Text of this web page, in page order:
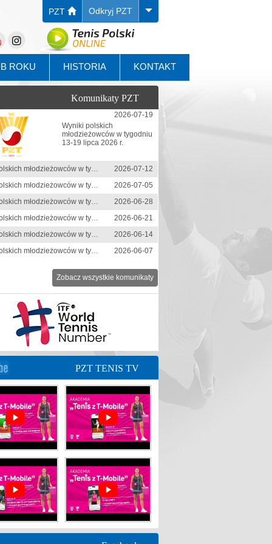
PZT Odkryj PZT
ROKU HISTORIA KONTAKT
Komunikaty PZT
2026-07-19
Wyniki polskich
młodzieżowców w tygodniu
13-19 lipca 2026 r.
Wyniki polskich młodzieżowców w tygodniu 6-12 lipca 2026 r.
2026-07-12
Wyniki polskich młodzieżowców w tygodniu 29 czerwca-5 lipca 2026 r.
2026-07-05
Wyniki polskich młodzieżowców w tygodniu 22-28 czerwca 2026 r.
2026-06-28
Wyniki polskich młodzieżowców w tygodniu 15-21 czerwca 2026 r.
2026-06-21
Wyniki polskich młodzieżowców w tygodniu 8-14 czerwca 2026 r.
2026-06-14
Wyniki polskich młodzieżowców w tygodniu 1-7 czerwca 2026 r.
2026-06-07
Zobacz wszystkie komunikaty
PZT TENIS TV